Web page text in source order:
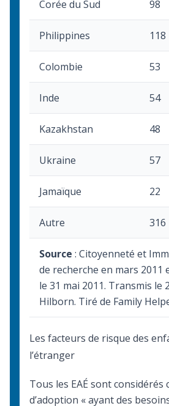
Corée du Sud 98
Philippines 118
Colombie 53
Inde 54
Kazakhstan 48
Ukraine 57
Jamaïque 22
Autre 316
Source : Citoyenneté et
de recherche en mars 2011
le 31 mai 2011. Transmis le
Hilborn. Tiré de Family
Les facteurs de risque des
l’étranger
Tous les EAÉ sont considérés
d’adoption « ayant des